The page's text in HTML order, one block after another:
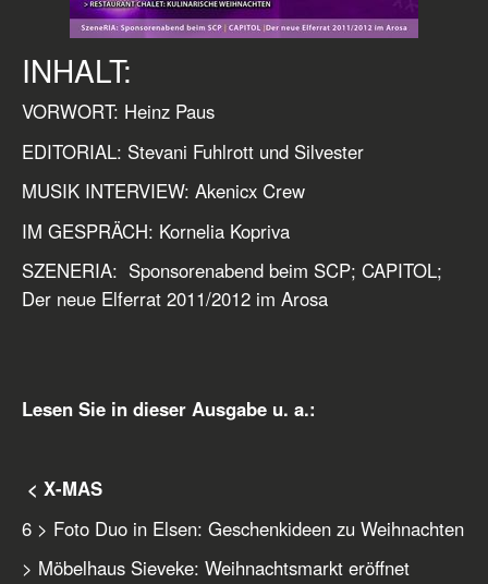
INHALT:
VORWORT: Heinz Paus
EDITORIAL: Stevani Fuhlrott und Silvester
MUSIK INTERVIEW: Akenicx Crew
IM GESPRÄCH: Kornelia Kopriva
SZENERIA: Sponsorenabend beim SCP; CAPITOL;
Der neue Elferrat 2011/2012 im Arosa
Lesen Sie in dieser Ausgabe u. a.:
< X-MAS
6 > Foto Duo in Elsen: Geschenkideen zu Weihnachten
> Möbelhaus Sieveke: Weihnachtsmarkt eröffnet